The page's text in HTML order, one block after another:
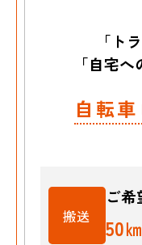
「ト
「自宅
自転
搬送
ご希
50